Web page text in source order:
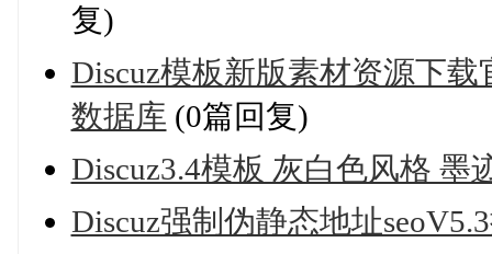
复)
Discuz模板新版素材资源下
数据库 (0篇回复)
Discuz3.4模板 灰白色风格 墨
Discuz强制伪静态地址